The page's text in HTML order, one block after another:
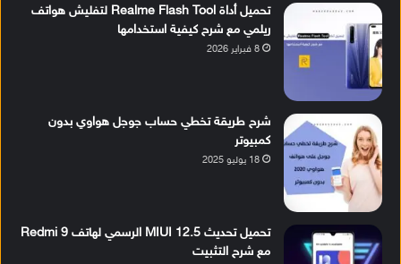
تحميل أداة Realme Flash Tool لتفليش هواتف
ريلمي مع شرح كيفية استخدامها
8 فبراير 2026
شرح طريقة تخطي حساب جوجل هواوي بدون
كمبيوتر
18 يوليو 2025
تحميل تحديث MIUI 12.5 الرسمي لهاتف Redmi 9
مع شرح التثبيت